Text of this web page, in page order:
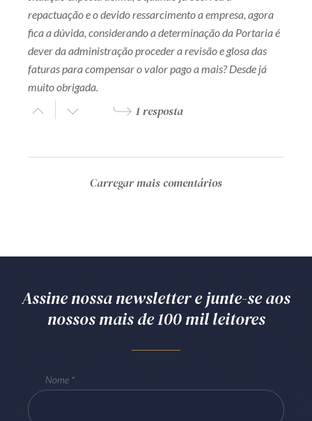
repactuação e o devido ressarcimento a empresa, agora
fica a dúvida, considerando a determinação da Portaria é
dever da administração proceder a revisão e glosa das
faturas para compensar o valor pago a mais? Desde já
muito obrigada.
1 resposta
Carregar mais comentários
Assine nossa newsletter e junte-se aos
nossos mais de 100 mil leitores
Nome